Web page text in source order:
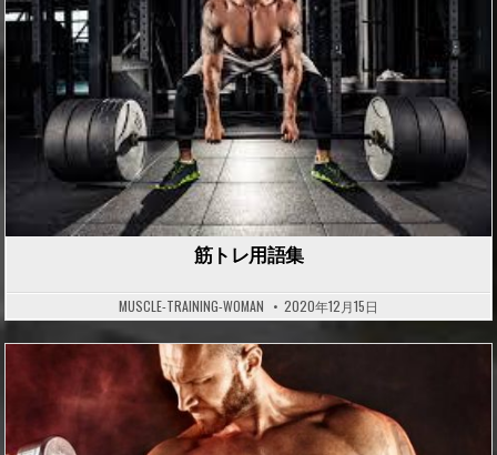
s
t
e
d
i
n
筋トレ用語集
MUSCLE-TRAINING-WOMAN 2020年12月15日
P